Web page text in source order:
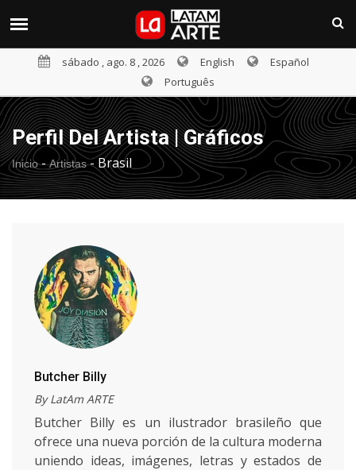
sábado , ago. 8 , 2026 English
Español
Português
Perfil Del Artista | Gráficos
Inicio- Artistas- Brasil
Butcher Billy
By LatAm ARTE
Butcher Billy es un ilustrador brasileño que
ofrece una nueva porción de la cultura moderna
uniendo ideas, imágenes, letras y estados de